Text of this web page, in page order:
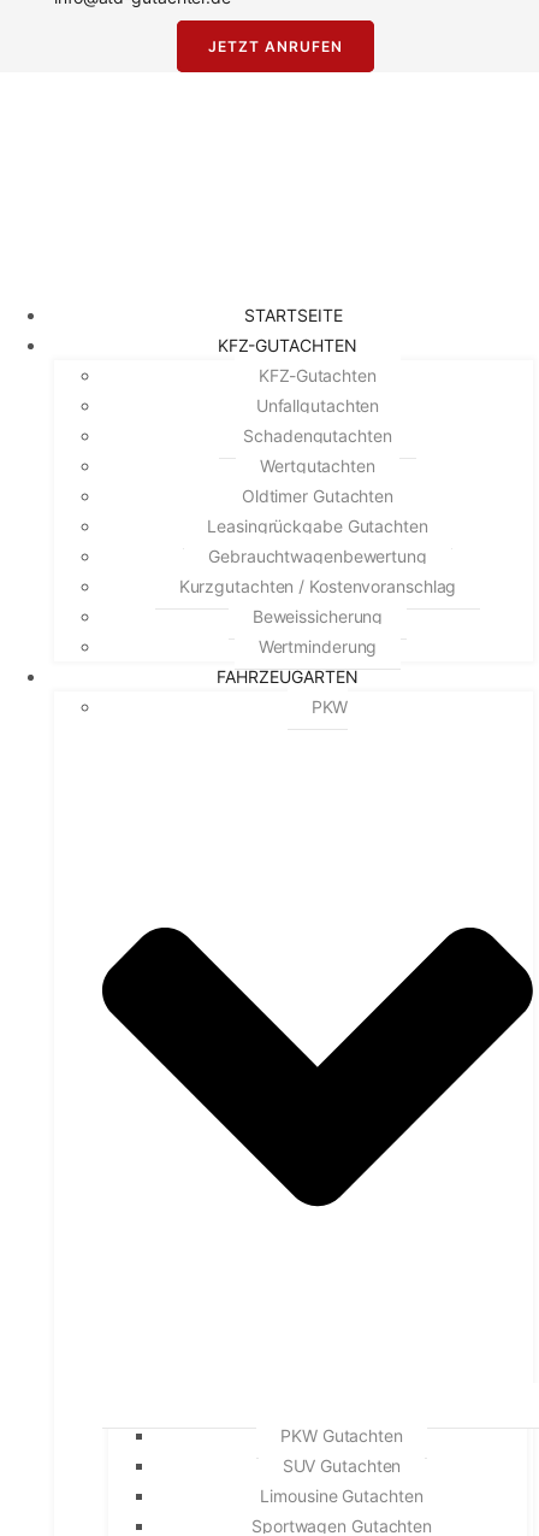
JETZT ANRUFEN
STARTSEITE
KFZ-GUTACHTEN
KFZ-Gutachten
Unfallgutachten
Schadengutachten
Wertgutachten
Oldtimer Gutachten
Leasingrückgabe Gutachten
Gebrauchtwagenbewertung
Kurzgutachten / Kostenvoranschlag
Beweissicherung
Wertminderung
FAHRZEUGARTEN
PKW
PKW Gutachten
SUV Gutachten
Limousine Gutachten
Sportwagen Gutachten